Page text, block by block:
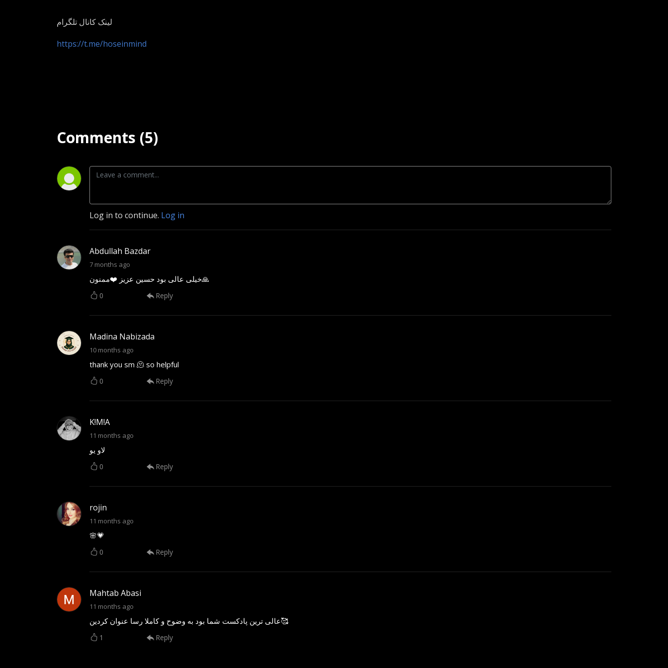
لینک کانال تلگرام
https://t.me/hoseinmind
Comments (5)
Log in to continue. Log in
Abdullah Bazdar
7 months ago
خیلی عالی بود حسین عزیز ❤️ممنون🙏
0 Reply
Madina Nabizada
10 months ago
thank you sm 🫠 so helpful
0 Reply
K!M!A
11 months ago
لاو یو
0 Reply
rojin
11 months ago
🌸💗
0 Reply
Mahtab Abasi
11 months ago
عالی ترین پادکست شما بود به وضوح و کاملا رسا عنوان کردین🥰
1 Reply